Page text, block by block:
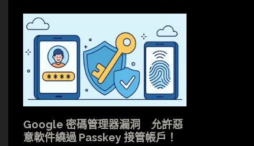
Google 密碼管理器漏洞 允許惡
意軟件繞過 Passkey 接管帳戶！